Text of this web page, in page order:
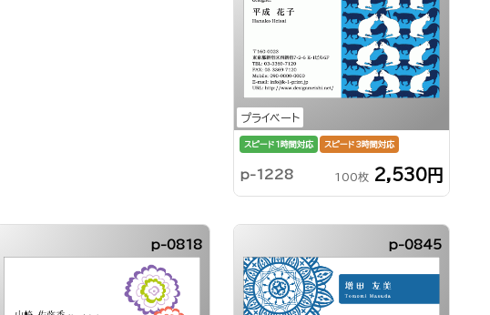
プライベート
スピード1時間対応 スピード3時間対応
p-1228 100枚 2,530円
p-0818 p-0845